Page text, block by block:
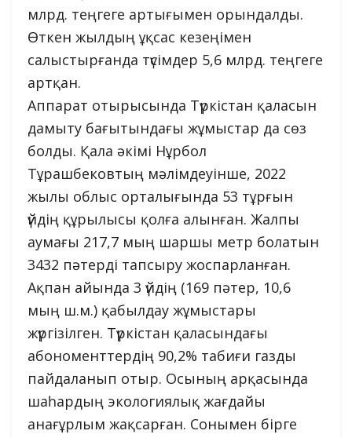
млрд. теңгеге артығымен орындалды.
Өткен жылдың ұқсас кезеңімен
салыстырғанда түсімдер 5,6 млрд. теңгеге
артқан.
Аппарат отырысында Түркістан қаласын
дамыту бағытындағы жұмыстар да сөз
болды. Қала әкімі Нұрбол
Тұрашбековтың мәлімдеуінше, 2022
жылы облыс орталығында 53 тұрғын
үйдің құрылысы қолға алынған. Жалпы
аумағы 217,7 мың шаршы метр болатын
3432 пәтерді тапсыру жоспарланған.
Ақпан айында 3 үйдің (169 пәтер, 10,6
мың ш.м.) қабылдау жұмыстары
жүргізілген. Түркістан қаласындағы
абономенттердің 90,2% табиғи газды
пайдаланып отыр. Осының арқасында
шаһардың экологиялық жағдайы
анағұрлым жақсарған. Сонымен бірге